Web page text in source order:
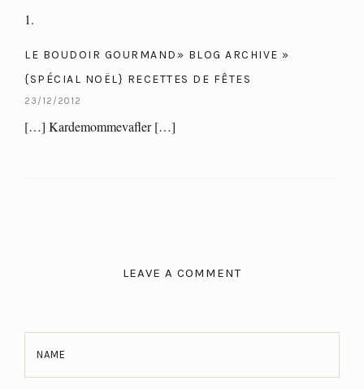
LE BOUDOIR GOURMAND» BLOG ARCHIVE »
{SPÉCIAL NOËL} RECETTES DE FÊTES
23/12/2012
[…] Kardemommevafler […]
LEAVE A COMMENT
NAME